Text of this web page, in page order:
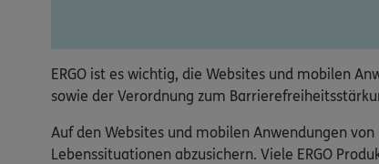
ERGO ist es wichtig, die Websites und mobilen
sowie der Verordnung zum
Auf den Websites und mobilen Anwendungen
Lebenssituationen abzusichern. Viele ERGO